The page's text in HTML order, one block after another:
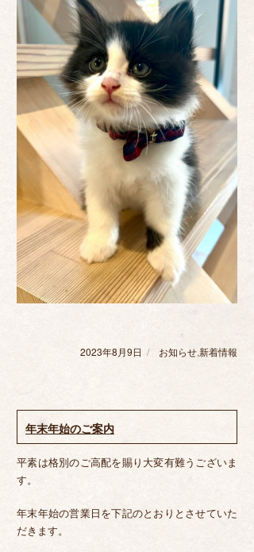
投
2023年8月9日
カ
ー
お知らせ,新着情報
年末年始のご案内
平素は格別のご高配を賜り大変有難うございま
す。
年末年始の営業日を下記のとおりとさせていた
だきます。